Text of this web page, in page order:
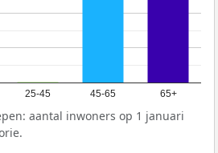
25-45 45-65 65+
aantal inwoners op 1 januari